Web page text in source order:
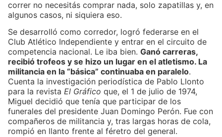
correr no necesitás comprar nada, solo zapatillas y, en
algunos casos, ni siquiera eso.
Se desarrolló como corredor, logró federarse en el
Club Atlético Independiente y entrar en el circuito de
competencia nacional. Le iba bien. Ganó carreras,
recibió trofeos y se hizo un lugar en el atletismo. La
militancia en la “básica” continuaba en paralelo.
Cuenta la investigación periodística de Pablo Llonto
para la revista El Gráfico que, el 1 de julio de 1974,
Miguel decidió que tenía que participar de los
funerales del presidente Juan Domingo Perón. Fue con
compañeros de militancia y, tras largas horas de cola,
rompió en llanto frente al féretro del general.